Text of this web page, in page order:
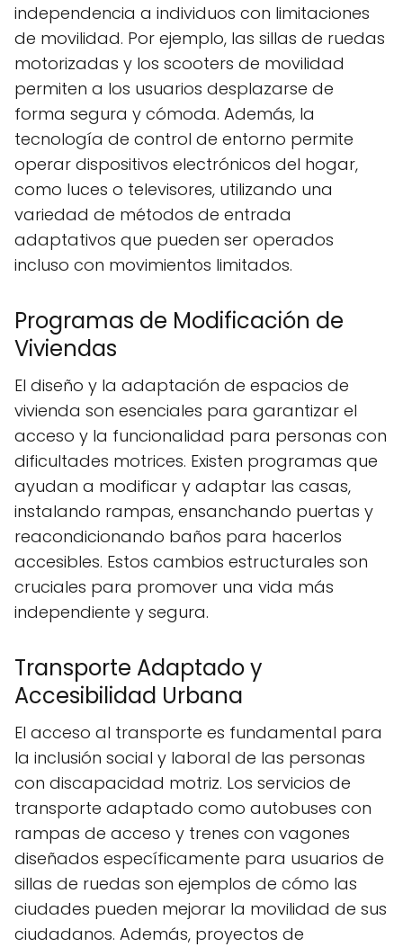
independencia a individuos con limitaciones
de movilidad. Por ejemplo, las sillas de ruedas
motorizadas y los scooters de movilidad
permiten a los usuarios desplazarse de
forma segura y cómoda. Además, la
tecnología de control de entorno permite
operar dispositivos electrónicos del hogar,
como luces o televisores, utilizando una
variedad de métodos de entrada
adaptativos que pueden ser operados
incluso con movimientos limitados.
Programas de Modificación de
Viviendas
El diseño y la adaptación de espacios de
vivienda son esenciales para garantizar el
acceso y la funcionalidad para personas con
dificultades motrices. Existen programas que
ayudan a modificar y adaptar las casas,
instalando rampas, ensanchando puertas y
reacondicionando baños para hacerlos
accesibles. Estos cambios estructurales son
cruciales para promover una vida más
independiente y segura.
Transporte Adaptado y
Accesibilidad Urbana
El acceso al transporte es fundamental para
la inclusión social y laboral de las personas
con discapacidad motriz. Los servicios de
transporte adaptado como autobuses con
rampas de acceso y trenes con vagones
diseñados específicamente para usuarios de
sillas de ruedas son ejemplos de cómo las
ciudades pueden mejorar la movilidad de sus
ciudadanos. Además, proyectos de